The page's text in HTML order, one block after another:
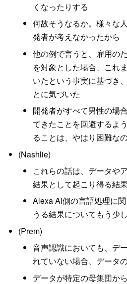
くなったりする
何故そうなるか。様々な
発者が考えなかったから
他の例で言うと、雇用の
を対象とした場合、これ
いたという事実に基づき
とに気づいた
開発者がすべて男性の場
てきたことを回避するよ
ることは、やはり困難な
(Nashlie)
これらの話は、データや
結果として起こり得る結
Alexa AI側の言語処理に
うる結果についてもう少
(Prem)
音声認識においても、デ
れていない場合、データ
データが特定の母集団か